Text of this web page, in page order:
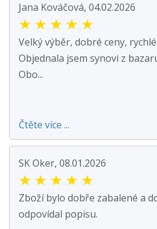
Jana Kováčová, 04.02.2026
★ ★ ★ ★ ★
Velký výběr, dobré ceny,
Objednala jsem synovi z
Obo...
Čtěte více ...
SK Oker, 08.01.2026
★ ★ ★ ★ ★
Zboží bylo dobře zabalené a
odpovídal popisu.